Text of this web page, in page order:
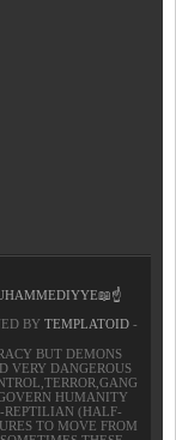
BY TEMPLATOID-
BUT DEMONS
VERY DANGEROUS
HUMANITY
REPTILIAN (HALF-
TO MOVE FROM